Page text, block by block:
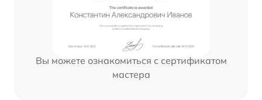
Вы можете ознакомиться с сертификатом
мастера